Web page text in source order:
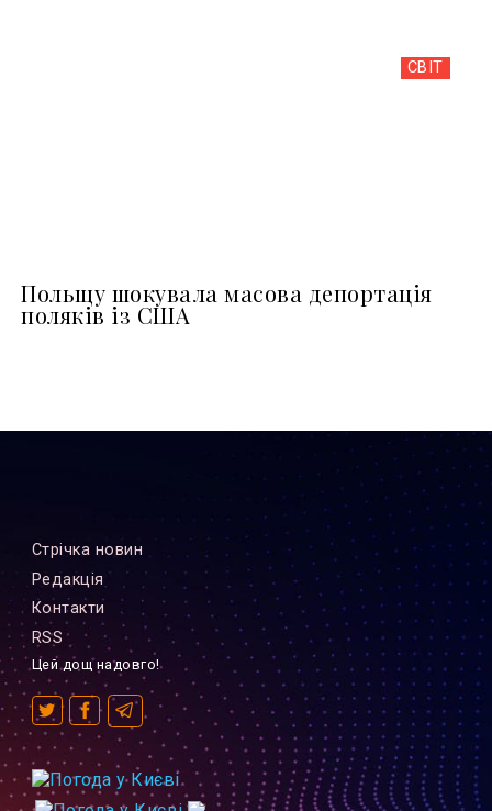
СВІТ
Польщу шокувала масова депортація
поляків із США
Стрiчка новин
Редакцiя
Контакти
RSS
Цей дощ надовго!